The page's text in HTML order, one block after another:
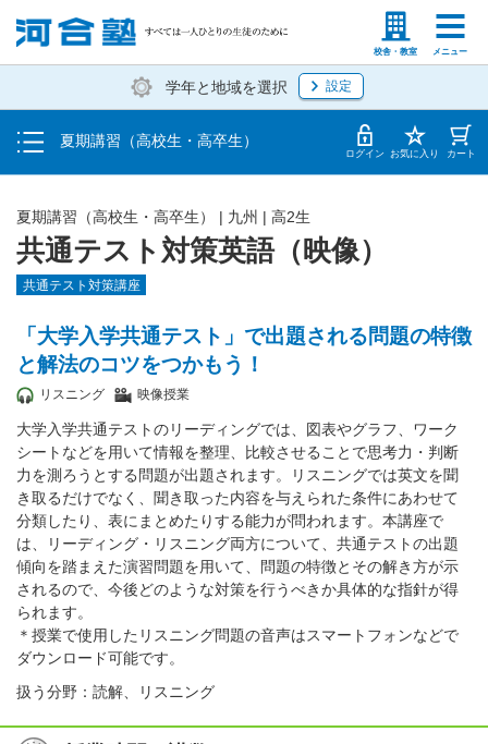
校舎・教室 メニュー
塾生の方 高等学校の先生
学年と地域を選択 設定
夏期講習（高校生・高卒生）
受講料・お申し込み方法
受講開始までの流れ
校舎・教室一覧 ログイン お気に入り カート
共通テスト対策英語（映像）
夏期講習（高校生・高卒生） | 九州 | 高2生
共通テスト対策講座
「大学入学共通テスト」で出題される問題の特徴
と解法のコツをつかもう！
リスニング 映像授業
大学入学共通テストのリーディングでは、図表やグラフ、ワーク
シートなどを用いて情報を整理、比較させることで思考力・判断
力を測ろうとする問題が出題されます。リスニングでは英文を聞
き取るだけでなく、聞き取った内容を与えられた条件にあわせて
分類したり、表にまとめたりする能力が問われます。本講座で
は、リーディング・リスニング両方について、共通テストの出題
傾向を踏まえた演習問題を用いて、問題の特徴とその解き方が示
されるので、今後どのような対策を行うべきか具体的な指針が得
られます。
＊授業で使用したリスニング問題の音声はスマートフォンなどで
ダウンロード可能です。
扱う分野：読解、リスニング